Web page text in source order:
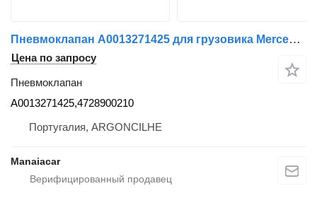
Пневмоклапан A0013271425 для грузовика Mercedes-Benz ACTROS MP4 | 11
Цена по запросу
Пневмоклапан
A0013271425,4728900210
Португалия, ARGONCILHE
Manaiacar